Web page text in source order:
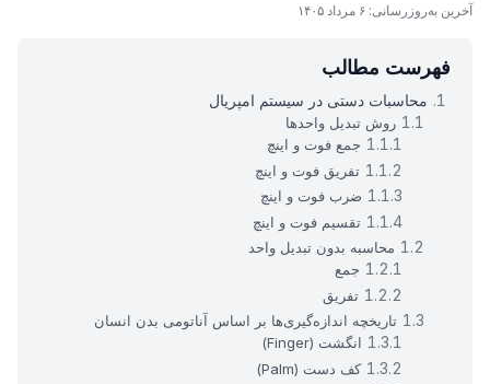
آخرین به‌روزرسانی: ۶ مرداد ۱۴۰۵
فهرست مطالب
محاسبات دستی در سیستم امپریال
روش تبدیل واحدها
جمع فوت و اینچ
تفریق فوت و اینچ
ضرب فوت و اینچ
تقسیم فوت و اینچ
محاسبه بدون تبدیل واحد
جمع
تفریق
تاریخچه اندازه‌گیری‌ها بر اساس آناتومی بدن انسان
انگشت (Finger)
کف دست (Palm)